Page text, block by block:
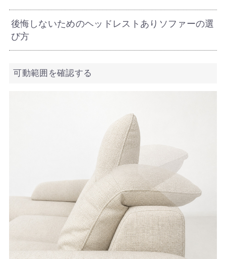
後悔しないためのヘッドレストありソファーの選
び方
可動範囲を確認する